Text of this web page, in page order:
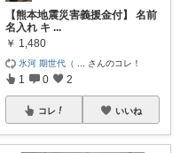
【熊本地震災害義援金付】 名前
名入れ キ ...
￥ 1,480
氷河 期世代（ さんのコレ！
1 0 2
コレ いいね